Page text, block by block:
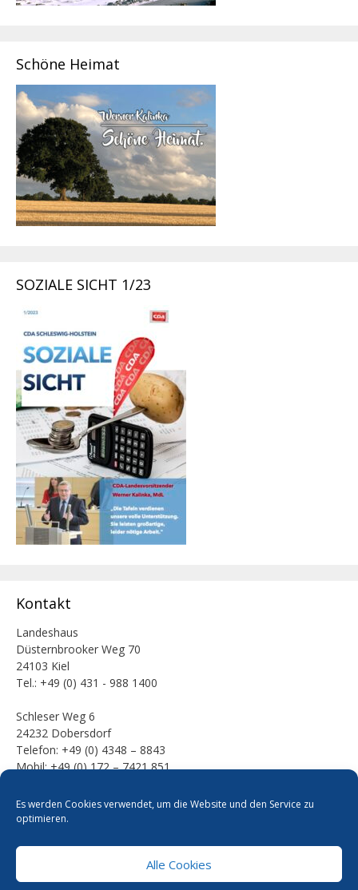
Es werden Cookies verwendet, um die Website und den Service zu
optimieren.
Alle Cookies
Schöne Heimat
SOZIALE SICHT 1/23
Kontakt
Landeshaus
Düsternbrooker Weg 70
24103 Kiel
Tel.: +49 (0) 431 - 988 1400
Schleser Weg 6
24232 Dobersdorf
Telefon: +49 (0) 4348 – 8843
Mobil: +49 (0) 172 – 7421 851
E-Mail:
mail [at] werner-kalinka [dot] de
Pressefotos Datenschutzerklärung Cookie-Richtlinie